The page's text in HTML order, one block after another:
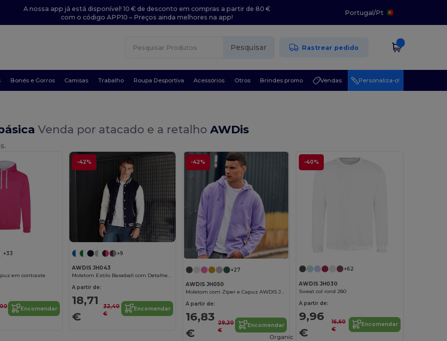
A nossa app já está disponível! 10 € de desconto em compras a partir de 80 €
com o código APP10 – Preços ainda melhores na app!
Portugal/Pt
Pesquisar Rastrear pedido
Bonés e Gorros Camisas Trabalho Roupa Desportiva Acessórios Otros Brindes promo Vendas Personaliza-o!
Venda por atacado e a retalho AWDis
+33
em contraste
Encomendar
-42%
+9
AWDIS JH043
Moletom Estilo Baseball com Detalhes Modernos
A partir de:
18,71
€
32,40
€
Encomendar
-42%
+27
AWDIS JH050
Moletom com Zíper e Capuz AWDIS JH050
A partir de:
16,83
€
29,20
€
Encomendar
-40%
+62
AWDIS JH030
Sweat col rond 280
A partir de:
9,96
€
16,60
€
Encomendar
Organic